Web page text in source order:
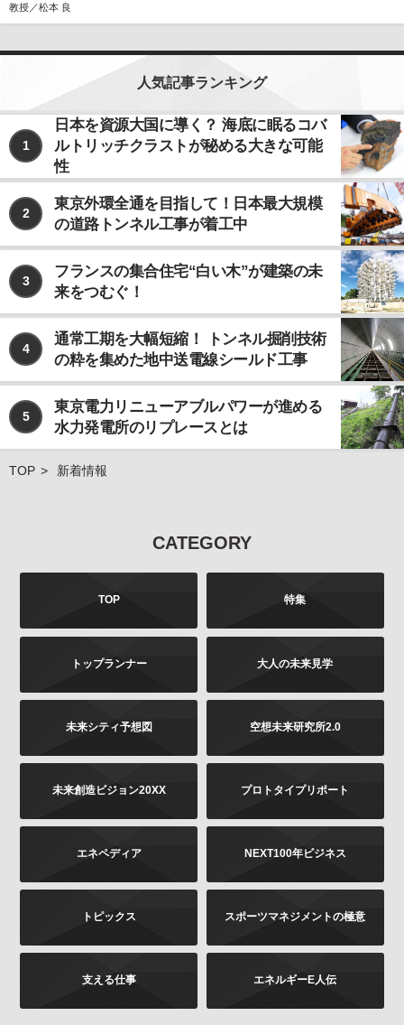
を、上記ならびに下記に該当する場合を除いて、お客
様の事前のご同意をいただくことなく、お客様よりご
提供いただいた個人情報を第三者に開示、提供いたし
ません。
利用目的の遂行のため、個人情報の取り扱いを第
法令に基づく場合
なお、個人情報の取り扱いを第三者に委託する場合で
あっても、お客様の個人情報の安全管理が図れるよ
う、当社は当該委託先に対して、必要かつ適切な監督
を行います。
ご注意
当社が運営するインターネット上のwebサイトには、
外部へのリンクが含まれている場合があります。この
ような外部のwebサイトにおいてのお客様の個人情報
のでご注意ください。 また、当社が発行する雑誌等の
商品において、広告などにより当社以外の第三者が独
自に個人情報を収集する場合がございます。このよう
な場合のお客様の個人情報の取り扱いにつきまして
お問合せについて
定めるところにより、お客様より、その利用目的、開
示、訂正、追加、削除、利用停止、消去、第三者への
は書面に下記の内容をご記載いただき、お客様が本人
トなどのコピー）を同封のうえ、郵送にて下記までお
願いします。お申し出内容の確認後、法令に基づき、
その他当社の個人情報の取扱いに関するお問い合せ、
ます。
お問い合せの内容（確認、訂正、削除など。訂正
の場合は訂正内容もご記載ください）
ご提供いただいた時期、方法など
お客様のご連絡先（ご住所、ご名前）
ご送付先：
株式会社KADOKAWA
教授／松本 良
人気記事ランキング
1
日本を資源大国に導く？ 海底に眠るコバ
ルトリッチクラストが秘める大きな可能
性
2
東京外環全通を目指して！日本最大規模
の道路トンネル工事が着工中
3
フランスの集合住宅“白い木”が建築の未
来をつむぐ！
4
通常工期を大幅短縮！ トンネル掘削技術
の粋を集めた地中送電線シールド工事
5
東京電力リニューアブルパワーが進める
水力発電所のリプレースとは
TOP 新着情報
CATEGORY
TOP 特集
トップランナー 大人の未来見学
未来シティ予想図 空想未来研究所2.0
未来創造ビジョン20XX プロトタイプリポート
エネペディア NEXT100年ビジネス
トピックス スポーツマネジメントの極意
支える仕事 エネルギーE人伝